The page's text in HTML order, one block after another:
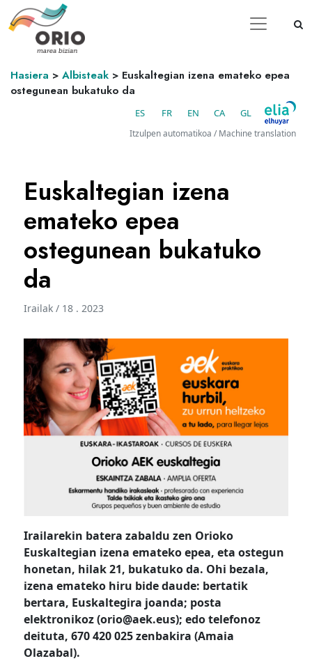
Hasiera > Albisteak > Euskaltegian izena emateko epea
ostegunean bukatuko da
ES FR EN CA GL
Itzulpen automatikoa / Machine translation
Euskaltegian izena
emateko epea
ostegunean bukatuko
da
Irailak / 18 . 2023
Irailarekin batera zabaldu zen Orioko
Euskaltegian izena emateko epea, eta ostegun
honetan, hilak 21, bukatuko da. Ohi bezala,
izena emateko hiru bide daude: bertatik
bertara, Euskaltegira joanda; posta
elektronikoz (orio@aek.eus); edo telefonoz
deituta, 670 420 025 zenbakira (Amaia
Olazabal).